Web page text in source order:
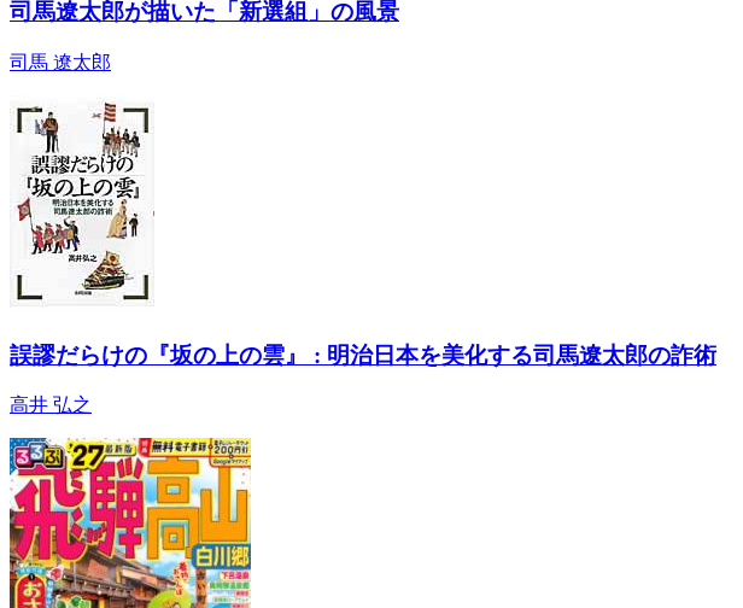
司馬遼太郎が描いた「新選組」の風景
司馬 遼太郎
誤謬だらけの『坂の上の雲』 : 明治日本を美化する司馬遼太郎の詐術
高井 弘之